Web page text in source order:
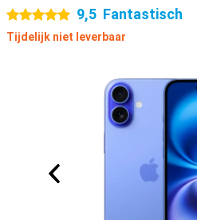
5 sterren 9,5 Fantastisch
Tijdelijk niet leverbaar